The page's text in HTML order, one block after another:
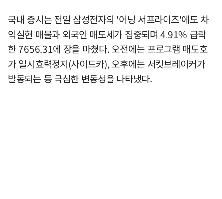
국내 증시는 전일 삼성전자의 '어닝 서프라이즈'에도 차
익실현 매물과 외국인 매도세가 집중되며 4.91% 급락
한 7656.31에 장을 마쳤다. 오전에는 프로그램 매도호
가 일시효력정지(사이드카), 오후에는 서킷브레이커가
발동되는 등 극심한 변동성을 나타냈다.